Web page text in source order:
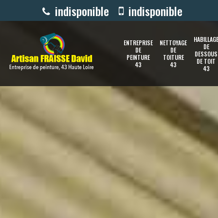
indisponible indisponible
ENTREPRISE
DE
PEINTURE
43
NETTOYAGE
DE
TOITURE
43
HABILLAGE
DE
DESSOUS
DE TOIT
43